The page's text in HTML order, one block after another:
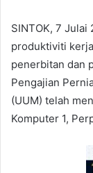
SINTOK, 7 Julai
produktiviti
penerbitan dan
Pengajian
(UUM) telah
Komputer 1,